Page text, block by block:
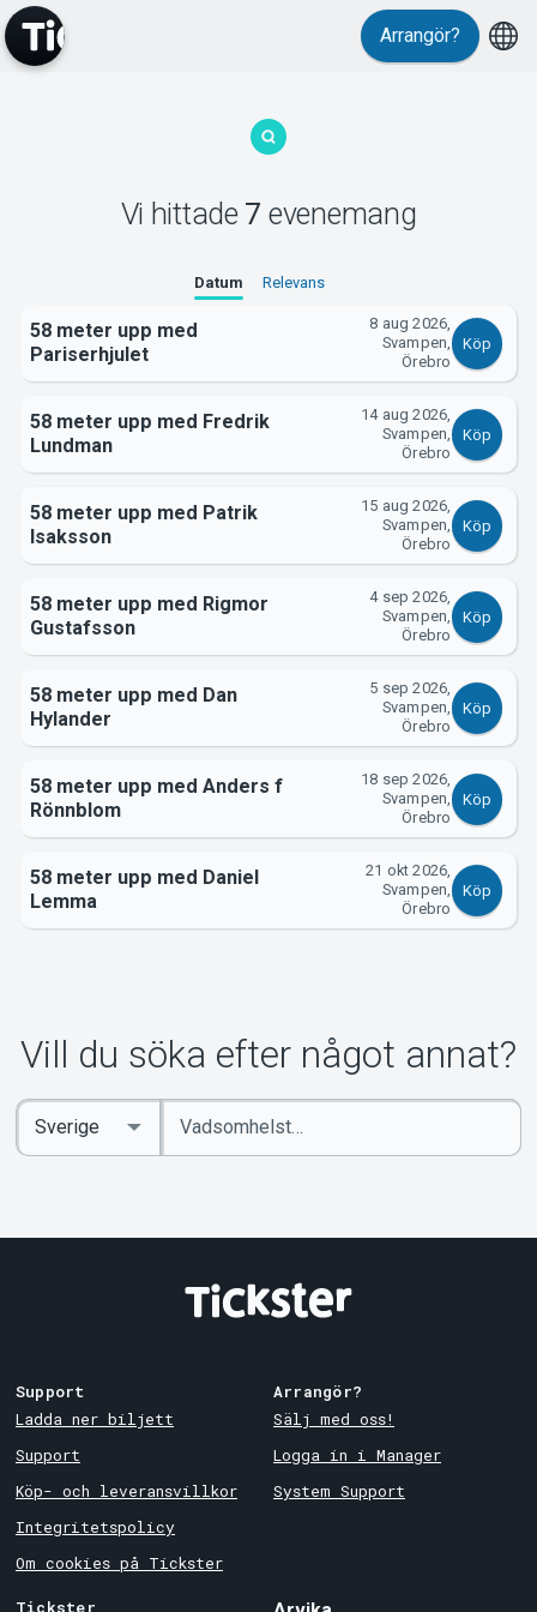
Om Tickster
Arrangör?
Vi hittade 7 evenemang
Datum Relevans
58 meter upp med
Pariserhjulet
8 aug 2026,
Svampen,
Örebro
Köp
58 meter upp med Fredrik
Lundman
14 aug 2026,
Svampen,
Örebro
Köp
58 meter upp med Patrik
Isaksson
15 aug 2026,
Svampen,
Örebro
Köp
58 meter upp med Rigmor
Gustafsson
4 sep 2026,
Svampen,
Örebro
Köp
58 meter upp med Dan
Hylander
5 sep 2026,
Svampen,
Örebro
Köp
58 meter upp med Anders f
Rönnblom
18 sep 2026,
Svampen,
Örebro
Köp
58 meter upp med Daniel
Lemma
21 okt 2026,
Svampen,
Örebro
Köp
Vill du söka efter något annat?
Ange
sökord
Select
Country
Support
Ladda ner biljett
Support
Köp- och leveransvillkor
Integritetspolicy
Om cookies på Tickster
Arrangör?
Sälj med oss!
Logga in i Manager
System Support
Tickster